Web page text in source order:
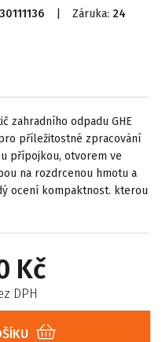
Záruka: 24
zahradního odpadu GHE
příležitostné zpracování
přípojkou, otvorem ve
na rozdrcenou hmotu a
ocení kompaktnost. kterou
Kč
DPH